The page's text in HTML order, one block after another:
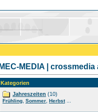
MEC-MEDIA |
Kategorien
Jahreszeiten (10)
Frühling Sommer Herbst...